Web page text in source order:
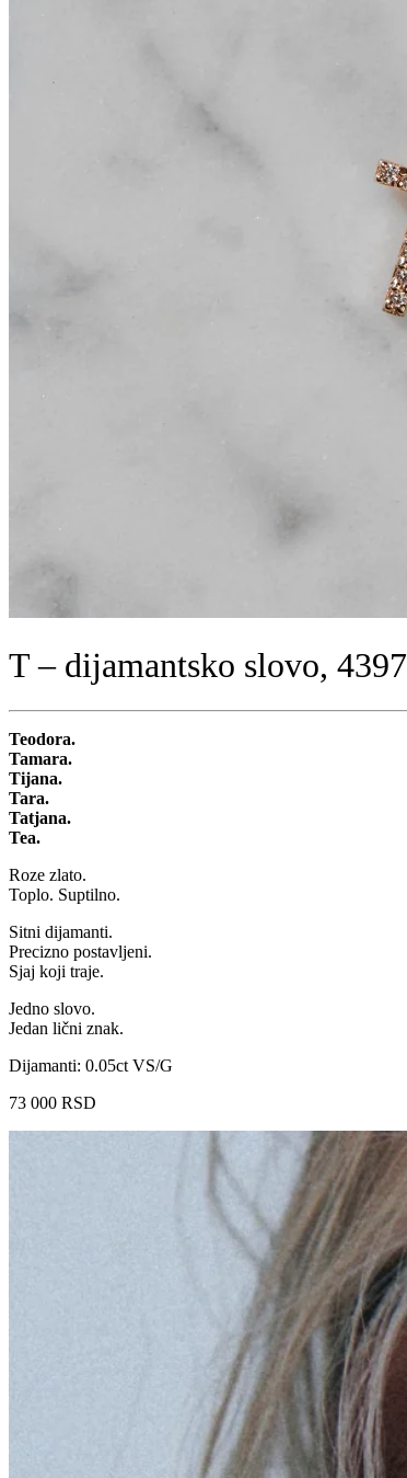
T – dijamantsko slovo, 4397
Teodora.
Tamara.
Tijana.
Tara.
Tatjana.
Tea.
Roze zlato.
Toplo. Suptilno.
Sitni dijamanti.
Precizno postavljeni.
Sjaj koji traje.
Jedno slovo.
Jedan lični znak.
Dijamanti: 0.05ct VS/G
73 000 RSD